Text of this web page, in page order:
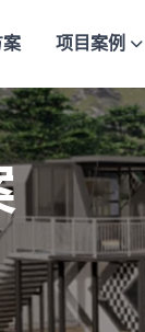
项目案例